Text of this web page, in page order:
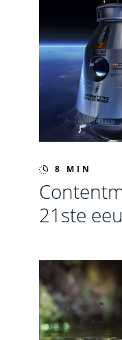
8 MIN
21ste